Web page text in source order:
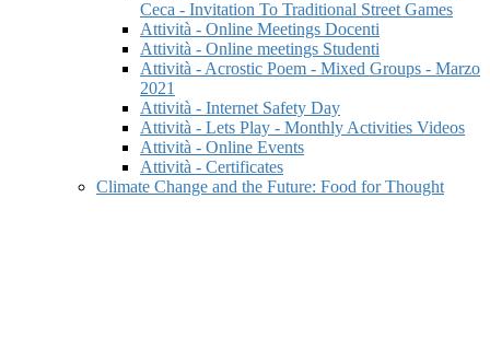
Ceca - Invitation To Traditional Street Games
Attività - Online Meetings Docenti
Attività - Online meetings Studenti
Attività - Acrostic Poem - Mixed Groups - Marzo
2021
Attività - Internet Safety Day
Attività - Lets Play - Monthly Activities Videos
Attività - Online Events
Attività - Certificates
Climate Change and the Future: Food for Thought